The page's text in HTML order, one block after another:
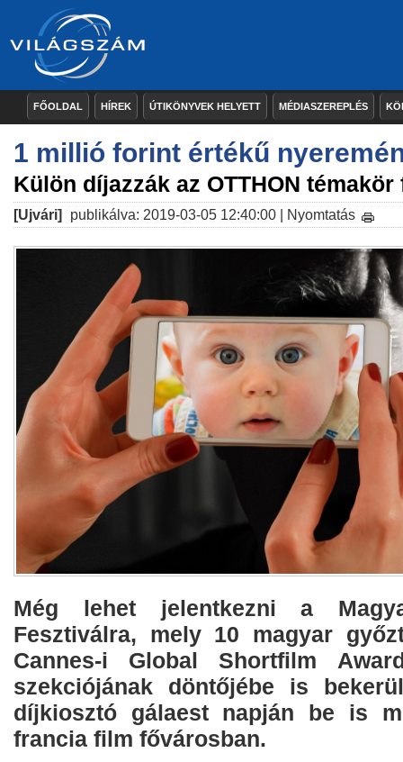
FŐOLDAL HÍREK ÚTIKÖNYVEK HELYETT MÉDIASZEREPLÉS
1 millió forint értékű
Külön díjazzák az OTTHON
[Ujvári] publikálva: 2019-03-05 12:40:00 | Nyomtatás
Még lehet jelentkezni a
Fesztiválra, mely 10 magyar
Cannes-i Global Shortfilm
szekciójának döntőjébe is
díjkiosztó gálaest napján be is
francia film fővárosban.